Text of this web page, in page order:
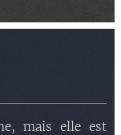
mais elle est